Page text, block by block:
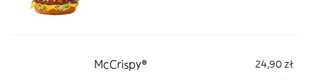
McCrispy® 24,90 zł